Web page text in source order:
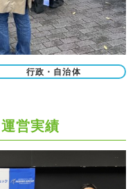
行政・自治体
営実績